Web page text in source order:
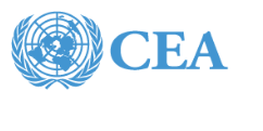
Aller
au
contenu